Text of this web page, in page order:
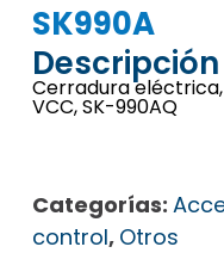
SK990A
Cerradura eléctrica,
VCC, SK-990AQ
Categorías:
control, Otros